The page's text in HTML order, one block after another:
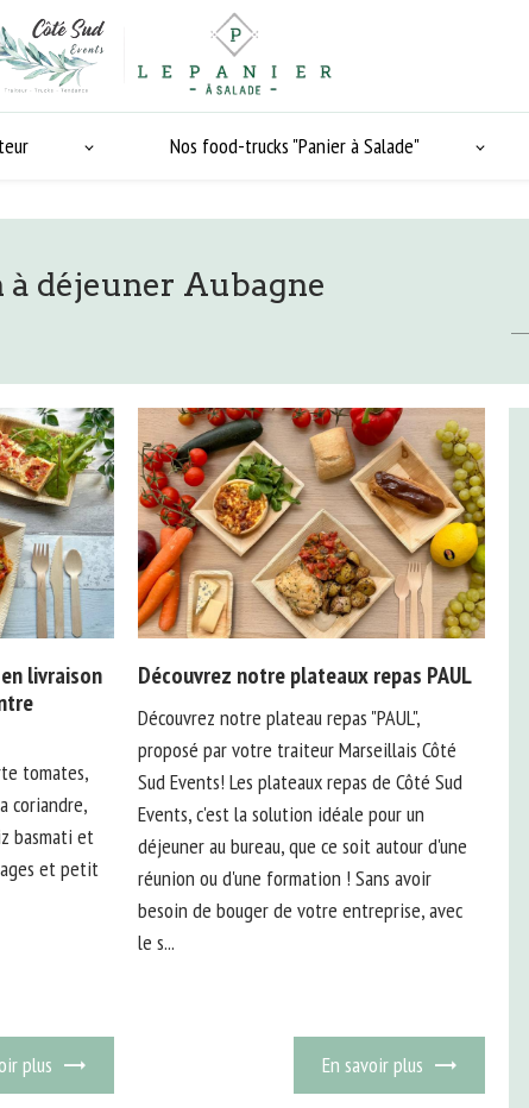
Nos food-trucks "Panier à Salade"
déjeuner Aubagne
livraison
tomates,
coriandre,
basmati et
et petit
plus
Découvrez notre plateaux repas PAUL
Découvrez notre plateau repas "PAUL",
proposé par votre traiteur Marseillais Côté
Sud Events! Les plateaux repas de Côté Sud
Events, c'est la solution idéale pour un
déjeuner au bureau, que ce soit autour d'une
réunion ou d'une formation ! Sans avoir
besoin de bouger de votre entreprise, avec
le s...
En savoir plus